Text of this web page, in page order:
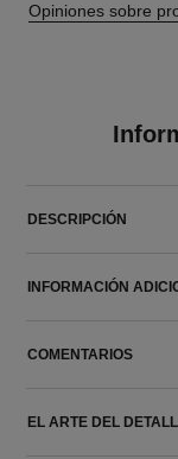
Opiniones sobre
DESCRIPCIÓN
INFORMACIÓN
COMENTARIOS
EL ARTE DEL